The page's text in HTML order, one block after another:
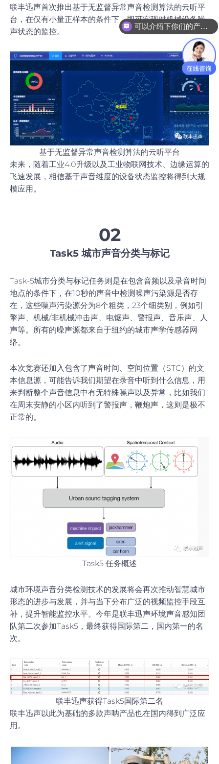
联丰迅声首次推出基于无监督异常声音检测算法的云听平
台，在仅有小量正样本的条件下，即可实现对机械设备噪
声状态的监控。
基于无监督异常声音检测算法的云听平台
未来，随着工业4.0升级以及工业物联网技术、边缘运算的
飞速发展，相信基于声音维度的设备状态监控将得到大规
模应用。
02
Task5 城市声音分类与标记
Task-5城市分类与标记任务则是在包含音频以及录音时间
地点的条件下，在10秒的声音中检测噪声污染源是否存
在，这些噪声污染源分为8个粗类，23个细类别，例如引
擎声、机械/非机械冲击声、电锯声、警报声、音乐声、人
声等。所有的噪声源都来自于纽约的城市声学传感器网
络。
本次竞赛还加入包含了声音时间、空间位置（STC）的文
本信息源，可能告诉我们期望在录音中听到什么信息，用
来判断整个声音信息中有无特殊噪声以及异常，比如我们
在周末安静的小区内听到了警报声，鞭炮声，这则是极不
正常的。
Task5 任务概述
城市环境声音分类检测技术的发展将会再次推动智慧城市
形态的进步与发展，并与当下分布广泛的视频监控手段互
补，提升智能监控水平。今年是联丰迅声环境声音感知团
队第二次参加Task5，最终获得国际第二，国内第一的名
次。
联丰迅声获得Task5国际第二名
联丰迅声以此为基础的多款声呐产品也在国内得到广泛应
用。
可以介绍下你们的产品么
咨询声学成像仪